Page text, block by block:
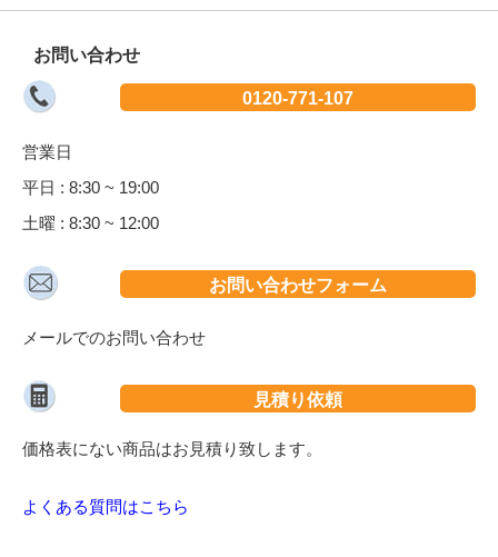
お問い合わせ
0120-771-107
営業日
平日 : 8:30 ~ 19:00
土曜 : 8:30 ~ 12:00
お問い合わせフォーム
メールでのお問い合わせ
見積り依頼
価格表にない商品はお見積り致します。
よくある質問はこちら